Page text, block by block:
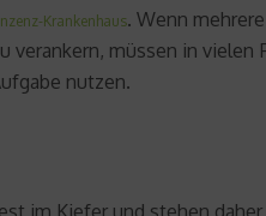
Krankenhaus. Wenn
verankern, müssen in vielen
nutzen.